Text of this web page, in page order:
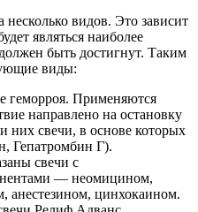
видов. Это зависит
являться наиболее
быть достигнут. Таким
виды:
геморроя. Применяются
направлено на остановку
них свечи, в основе которых
Гепатромбин Г).
свечи с
— неомицином,
анестезином, цинхокаином.